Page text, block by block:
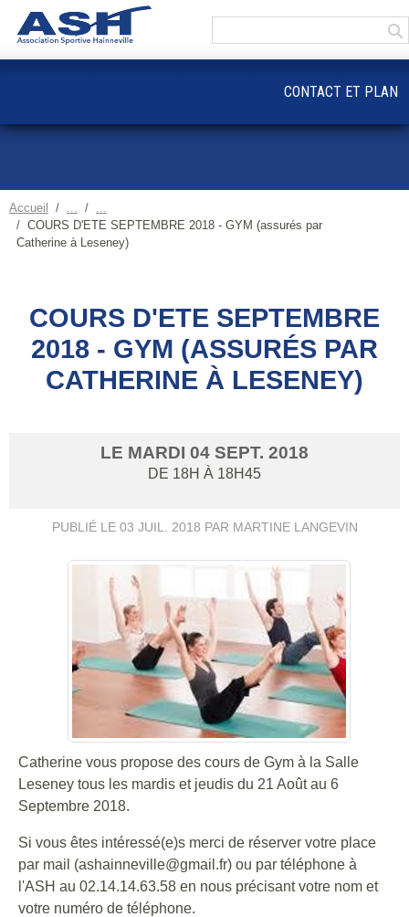
Accueil
COURS D'ETE SEPTEMBRE 2018 - GYM (assurés par
Catherine à Leseney)
COURS D'ETE SEPTEMBRE
2018 - GYM (ASSURÉS PAR
CATHERINE À LESENEY)
LE MARDI 04 SEPT. 2018
DE 18H À 18H45
PUBLIÉ LE 03 JUIL. 2018 PAR MARTINE LANGEVIN
Catherine vous propose des cours de Gym à la Salle
Leseney tous les mardis et jeudis du 21 Août au 6
Septembre 2018.
Si vous êtes intéressé(e)s merci de réserver votre place
par mail (ashainneville@gmail.fr) ou par téléphone à
l'ASH au 02.14.14.63.58 en nous précisant votre nom et
votre numéro de téléphone.
CONTACT ET PLAN
Panneau de gestion des cookies